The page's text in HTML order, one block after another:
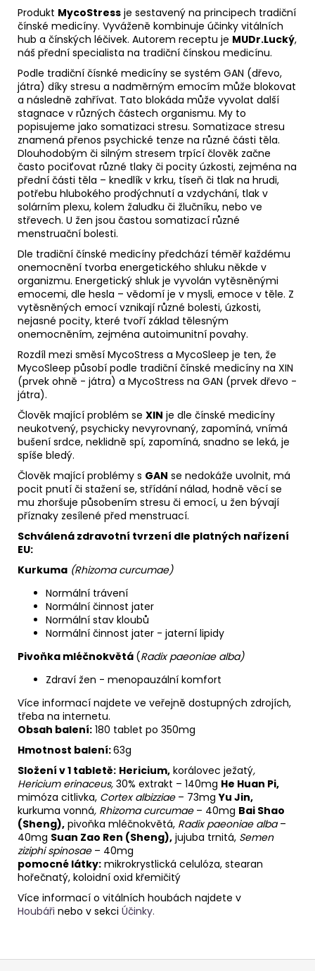
Produkt MycoStress je sestavený na principech tradiční
čínské medicíny. Vyváženě kombinuje účinky vitálních
hub a čínských léčivek. Autorem receptu je MUDr.Lucký,
náš přední specialista na tradiční čínskou medicínu.
Podle tradiční čísnké medicíny se systém GAN (dřevo,
játra) díky stresu a nadměrným emocím může blokovat
a následně zahřívat. Tato blokáda může vyvolat další
stagnace v různých částech organismu. My to
popisujeme jako somatizaci stresu. Somatizace stresu
znamená přenos psychické tenze na různé části těla.
Dlouhodobým či silným stresem trpící člověk začne
často pociťovat různé tlaky či pocity úzkosti, zejména na
přední části těla – knedlík v krku, tíseň či tlak na hrudi,
potřebu hlubokého prodýchnutí a vzdychání, tlak v
solárním plexu, kolem žaludku či žlučníku, nebo ve
střevech. U žen jsou častou somatizací různé
menstruační bolesti.
Dle tradiční čínské medicíny předchází téměř každému
onemocnění tvorba energetického shluku někde v
organizmu. Energetický shluk je vyvolán vytěsněnými
emocemi, dle hesla – vědomí je v mysli, emoce v těle. Z
vytěsněných emocí vznikají různé bolesti, úzkosti,
nejasné pocity, které tvoří základ tělesným
onemocněním, zejména autoimunitní povahy.
Rozdíl mezi směsí MycoStress a MycoSleep je ten, že
MycoSleep působí podle tradiční čínské medicíny na XIN
(prvek ohně - játra) a MycoStress na GAN (prvek dřevo -
játra).
Člověk mající problém se XIN je dle čínské medicíny
neukotvený, psychicky nevyrovnaný, zapomíná, vnímá
bušení srdce, neklidně spí, zapomíná, snadno se leká, je
spíše bledý.
Člověk mající problémy s GAN se nedokáže uvolnit, má
pocit pnutí či stažení se, střídání nálad, hodně věcí se
mu zhoršuje působením stresu či emocí, u žen bývají
příznaky zesílené před menstruací.
Schválená zdravotní tvrzení dle platných nařízení
EU:
Kurkuma (Rhizoma curcumae)
Normální trávení
Normální činnost jater
Normální stav kloubů
Normální činnost jater - jaterní lipidy
Pivoňka mléčnokvětá (Radix paeoniae alba)
Zdraví žen - menopauzální komfort
Více informací najdete ve veřejně dostupných zdrojích,
třeba na internetu.
Obsah balení: 180 tablet po 350mg
Hmotnost balení:63g
Složení v 1 tabletě: Hericium, korálovec ježatý,
Hericium erinaceus, 30% extrakt – 140mg He Huan Pi,
mimóza citlivka, Cortex albizziae – 73mgYu Jin,
kurkuma vonná, Rhizoma curcumae– 40mg Bai Shao
(Sheng), pivoňka mléčnokvětá, Radix paeoniae alba–
40mg Suan Zao Ren (Sheng), jujuba trnitá, Semen
ziziphi spinosae– 40mg
pomocné látky: mikrokrystlická celulóza, stearan
hořečnatý, koloidní oxid křemičitý
Více informací o vitálních houbách najdete v
Houbáři nebo v sekci Účinky.